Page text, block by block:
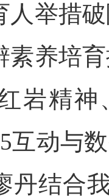
人举措
素养培
岩精
互动与
丹结合